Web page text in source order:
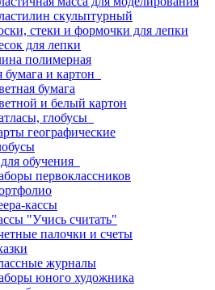
скульптурный
стеки и формочки для лепки
для лепки
полимерная
бумага и картон
бумага
и белый картон
глобусы
географические
обучения
первоклассников
кассы
"Учись считать"
палочки и счеты
журналы
юного художника